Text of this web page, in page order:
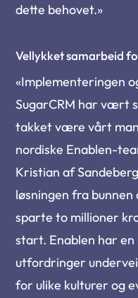
dette behovet.»
Vellykket samarbeid
«Implementeringen
SugarCRM har vært
takket være vårt
nordiske Enablen-
Kristian af
løsningen fra bunnen
sparte to millioner
start. Enablen har
utfordringer
for ulike kulturer og